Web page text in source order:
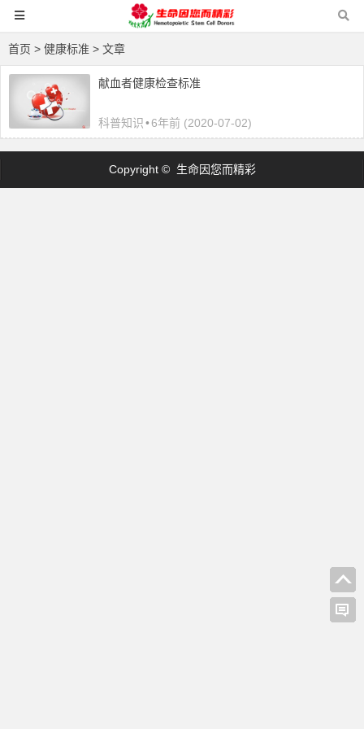
首页 > 健康标准 > 文章
献血者健康检查标准
科普知识•6年前 (2020-07-02)
Copyright © 生命因您而精彩